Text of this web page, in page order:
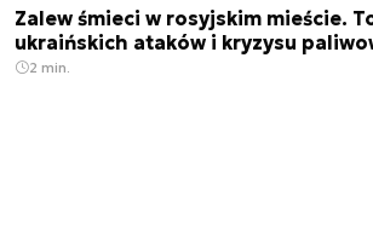
Zalew śmieci w rosyjskim mieście.
ukraińskich ataków i kryzysu
2 min.